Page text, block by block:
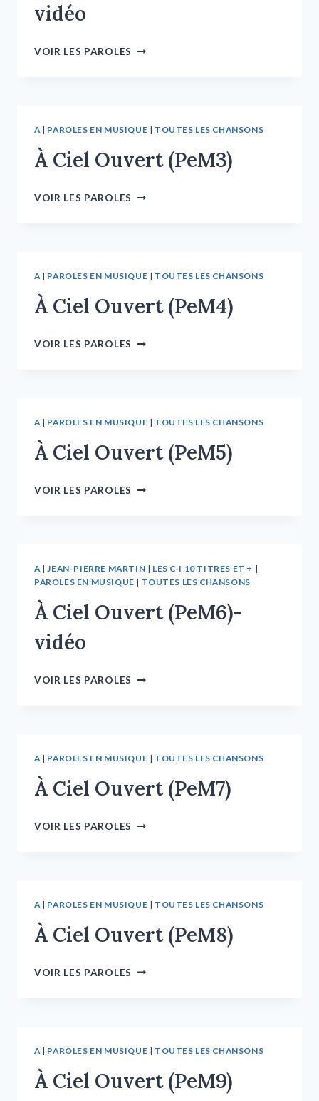
vidéo
VOIR LES PAROLES
A| PAROLES EN MUSIQUE | TOUTES LES CHANSONS
À Ciel Ouvert (PeM3)
VOIR LES PAROLES
A| PAROLES EN MUSIQUE | TOUTES LES CHANSONS
À Ciel Ouvert (PeM4)
VOIR LES PAROLES
A| PAROLES EN MUSIQUE | TOUTES LES CHANSONS
À Ciel Ouvert (PeM5)
VOIR LES PAROLES
A|JEAN-PIERRE MARTIN | LES C-I 10 TITRES ET + |
PAROLES EN MUSIQUE | TOUTES LES CHANSONS
À Ciel Ouvert (PeM6)-
vidéo
VOIR LES PAROLES
A | PAROLES EN MUSIQUE | TOUTES LES CHANSONS
À Ciel Ouvert (PeM7)
VOIR LES PAROLES
A | PAROLES EN MUSIQUE | TOUTES LES CHANSONS
À Ciel Ouvert (PeM8)
VOIR LES PAROLES
A | PAROLES EN MUSIQUE | TOUTES LES CHANSONS
À Ciel Ouvert (PeM9)